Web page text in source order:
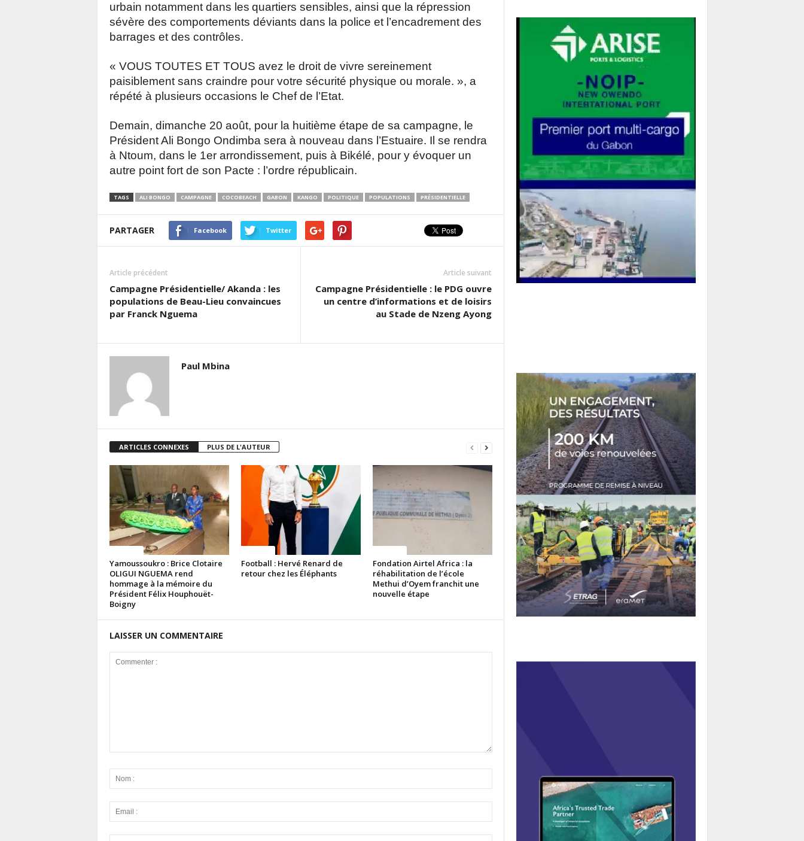
urbain notamment dans les quartiers sensibles, ainsi que la répression
sévère des comportements déviants dans la police et l’encadrement des
barrages et des contrôles.
« VOUS TOUTES ET TOUS avez le droit de vivre sereinement
paisiblement sans craindre pour votre sécurité physique ou morale. », a
répété à plusieurs occasions le Chef de l’Etat.
Demain, dimanche 20 août, pour la huitième étape de sa campagne, le
Président Ali Bongo Ondimba sera à nouveau dans l’Estuaire. Il se rendra
à Ntoum, dans le 1er arrondissement, puis à Bikélé, pour y évoquer un
autre point fort de son Pacte : l’ordre républicain.
TAGS ALI BONGO CAMPAGNE COCOBEACH GABON KANGO POLITIQUE POPULATIONS PRÉSIDENTIELLE
PARTAGER Facebook Twitter
Article précédent
Campagne Présidentielle/ Akanda : les
populations de Beau-Lieu convaincues
par Franck Nguema
Article suivant
Campagne Présidentielle : le PDG ouvre
un centre d’informations et de loisirs
au Stade de Nzeng Ayong
Paul Mbina
ARTICLES CONNEXES PLUS DE L'AUTEUR
Yamoussoukro : Brice Clotaire
OLIGUI NGUEMA rend
hommage à la mémoire du
Président Félix Houphouët-
Boigny
Football : Hervé Renard de
retour chez les Éléphants
Fondation Airtel Africa : la
réhabilitation de l’école
Methui d’Oyem franchit une
nouvelle étape
LAISSER UN COMMENTAIRE